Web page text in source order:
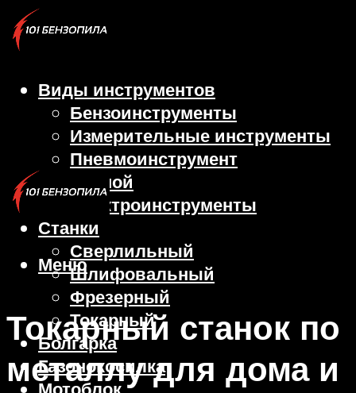
Виды инструментов
Бензоинструменты
Измерительные инструменты
Пневмоинструмент
Ручной
Электроинструменты
Станки
Сверлильный
Шлифовальный
Фрезерный
Токарный
Болгарка
Газонокосилка
Меню
Токарный станок по
металлу для дома и